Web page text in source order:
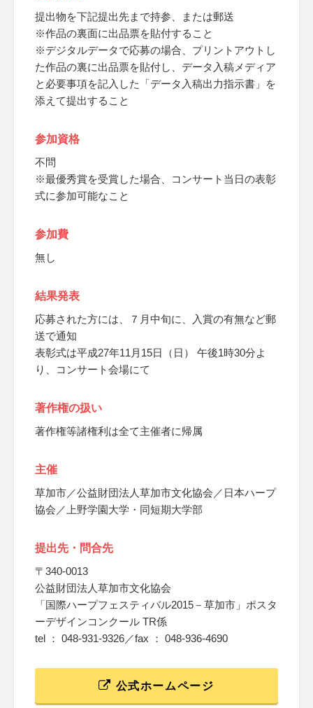
提出物を下記提出先まで持参、または郵送
※作品の裏面に出品票を貼付すること
※デジタルデータで応募の場合、プリントアウトし
た作品の裏に出品票を貼付し、データ入稿メディア
と必要事項を記入した「データ入稿出力指示書」を
添えて提出すること
参加資格
不問
※最優秀賞を受賞した場合、コンサート当日の表彰
式に参加可能なこと
参加費
無し
結果発表
応募された方には、７月中旬に、入賞の有無など郵
送で通知
表彰式は平成27年11月15日（日） 午後1時30分よ
り、コンサート会場にて
著作権の扱い
著作権等諸権利は全て主催者に帰属
主催
草加市／公益財団法人草加市文化協会／日本ハープ
協会／上野学園大学・同短期大学部
提出先・問合先
〒340-0013
公益財団法人草加市文化協会
「国際ハープフェスティバル2015－草加市」ポスタ
ーデザインコンクール TR係
tel ： 048-931-9326／fax ： 048-936-4690
公式ホームページ